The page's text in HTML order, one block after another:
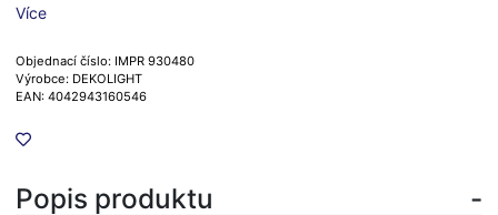
Více
Objednací číslo: IMPR 930480
Výrobce: DEKOLIGHT
EAN: 4042943160546
Popis produktu